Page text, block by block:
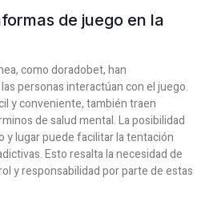
de juego en la
como doradobet, han
personas interactúan con el juego.
y conveniente, también traen
de salud mental. La posibilidad
y lugar puede facilitar la tentación
Esto resalta la necesidad de
y responsabilidad por parte de estas